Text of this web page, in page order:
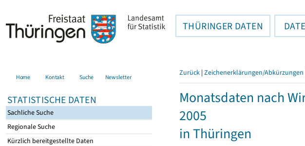
THÜRINGER DATEN
Home Kontakt Suche Newsletter
STATISTISCHE DATEN
Sachliche Suche
Regionale Suche
Kürzlich bereitgestellte Daten
Zurück | Zeichenerklärungen/Abkürzungen
Monatsdaten nach
2005
in Thüringen